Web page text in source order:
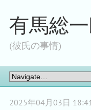
有馬総
(彼氏の事情)
2025年04月03日